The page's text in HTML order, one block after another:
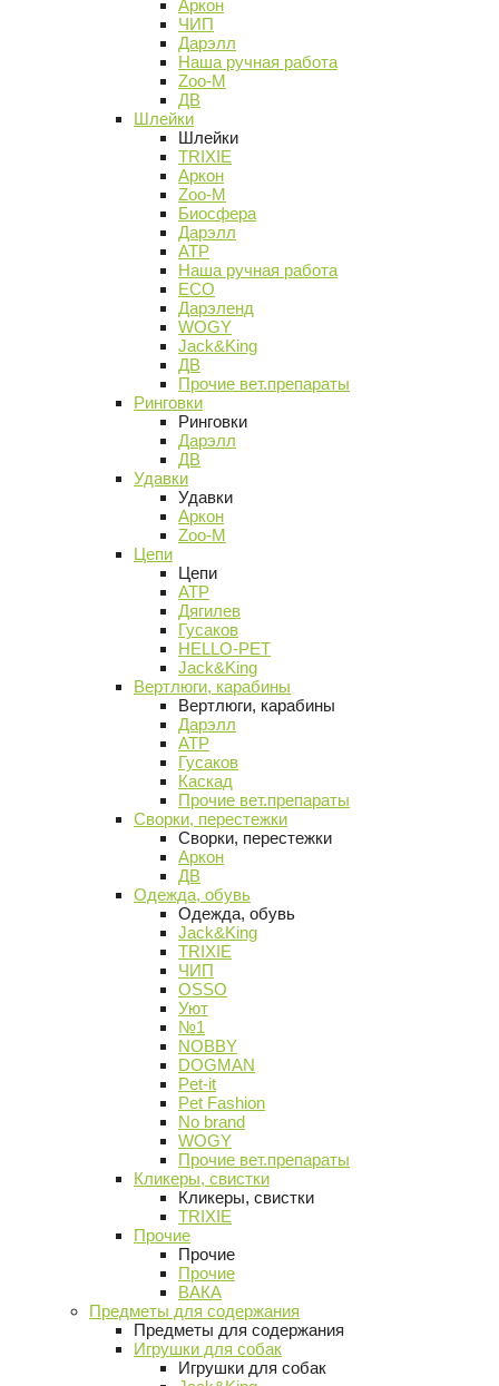
Аркон
ЧИП
Дарэлл
Наша ручная работа
Zoo-M
ДВ
Шлейки
Шлейки
TRIXIE
Аркон
Zoo-M
Биосфера
Дарэлл
АТР
Наша ручная работа
ECO
Дарэленд
WOGY
Jack&King
ДВ
Прочие вет.препараты
Ринговки
Ринговки
Дарэлл
ДВ
Удавки
Удавки
Аркон
Zoo-M
Цепи
Цепи
АТР
Дягилев
Гусаков
HELLO-PET
Jack&King
Вертлюги, карабины
Вертлюги, карабины
Дарэлл
АТР
Гусаков
Каскад
Прочие вет.препараты
Сворки, перестежки
Сворки, перестежки
Аркон
ДВ
Одежда, обувь
Одежда, обувь
Jack&King
TRIXIE
ЧИП
OSSO
Уют
№1
NOBBY
DOGMAN
Pet-it
Pet Fashion
No brand
WOGY
Прочие вет.препараты
Кликеры, свистки
Кликеры, свистки
TRIXIE
Прочие
Прочие
Прочие
ВАКА
Предметы для содержания
Предметы для содержания
Игрушки для собак
Игрушки для собак